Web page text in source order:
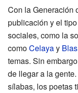
Con la Generación
publicación y el
sociales, como la
comoCelayay
temas. Sin
de llegar a la
sílabas, los poetas